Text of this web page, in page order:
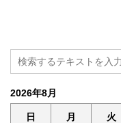
2026年8月
日 月 火